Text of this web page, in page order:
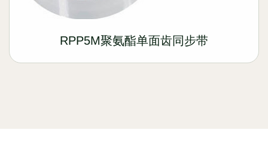
RPP5M聚氨酯单面齿同步带